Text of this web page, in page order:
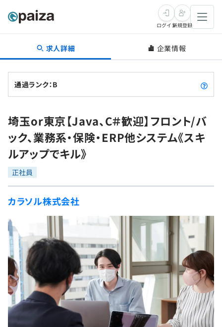
転職・キャリア
転職成功ガイド
転職エージェント
インタビュー
転職成功ガイド
新卒就活
求人検索
本選考
インターン
新卒エージェント
イベント・セミナー
インタビュー
就活成功ガイド
学習
問題集
4択課題
リファレンス
プラン
個人向けプラン
プログラミング言語
評価結果一覧
再チャレンジ結果一覧
ゲーム・マンガ
Tech Team Journal
paiza times
note
ログイン新規登録
求人詳細 企業情報
通過ランク：B
埼玉or東京【Java、C＃歓迎】フロント/バ
ック、業務系・保険・ERP他システム《スキ
ルアップでキル》
正社員
カラソル株式会社